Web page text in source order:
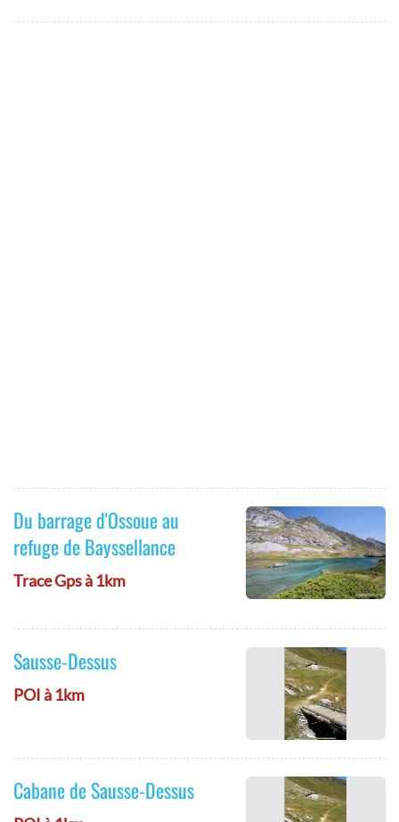
Du barrage d'Ossoue au
refuge de Bayssellance
Trace Gps à 1km
Sausse-Dessus
POI à 1km
Cabane de Sausse-Dessus